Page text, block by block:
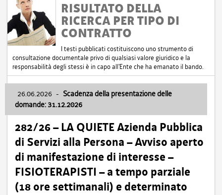
RISULTATO DELLA
RICERCA PER TIPO DI
CONTRATTO
I testi pubblicati costituiscono uno strumento di
consultazione documentale privo di qualsiasi valore giuridico e la
responsabilità degli stessi è in capo all'Ente che ha emanato il bando.
26.06.2026 - Scadenza della presentazione delle
domande: 31.12.2026
282/26 – LA QUIETE Azienda Pubblica
di Servizi alla Persona – Avviso aperto
di manifestazione di interesse –
FISIOTERAPISTI – a tempo parziale
(18 ore settimanali) e determinato